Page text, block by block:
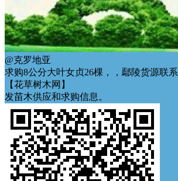
@克罗地亚
求购8公分大叶女贞26棵，，鄢陵货源联系
【花草树木网】
发苗木供应和求购信息。